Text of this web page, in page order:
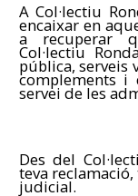
A Col·lectiu
encaixar en
a recuperar
Col·lectiu
pública, serveis
complements i
servei de les
Des del
teva
judicial.